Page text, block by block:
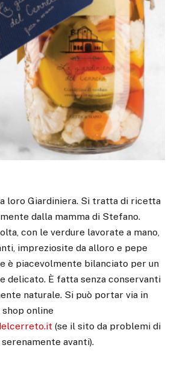
loro Giardiniera. Si tratta di ricetta
dalla mamma di Stefano.
con le verdure lavorate a mano,
impreziosite da alloro e pepe
è piacevolmente bilanciato per un
delicato. È fatta senza conservanti
naturale. Si può portar via in
shop online
(se il sito da problemi di
avanti).